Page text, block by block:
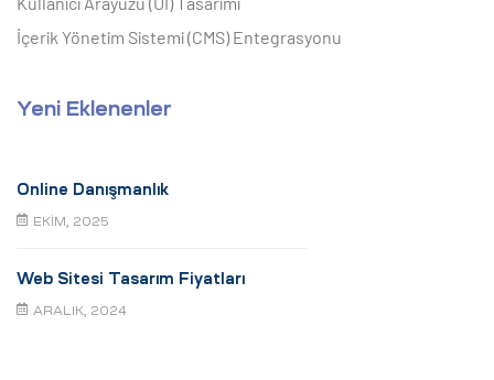
İçerik Yönetim Sistemi (CMS) Entegrasyonu
Yeni Eklenenler
Online Danışmanlık
EKIM, 2025
Web Sitesi Tasarım Fiyatları
ARALIK, 2024